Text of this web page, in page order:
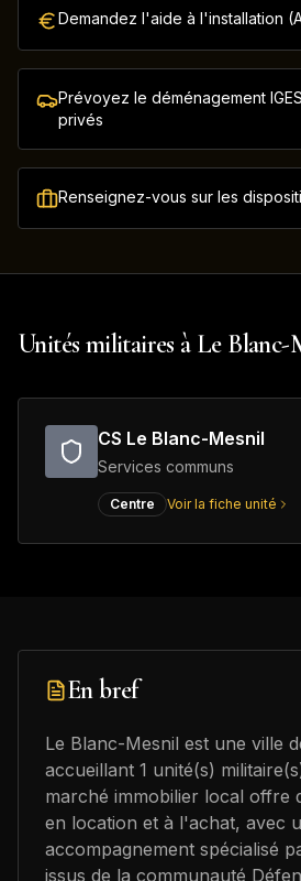
Demandez l'aide à l'installation
Prévoyez le déménagement
privés
Renseignez-vous sur les
Unités militaires à Le Blanc-
CS Le Blanc-Mesnil
Services communs
Centre Voir la fiche unité
En bref
Le Blanc-Mesnil est une ville
accueillant 1 unité(s)
marché immobilier local offre
en location et à l'achat, avec
accompagnement spécialisé
issus de la communauté